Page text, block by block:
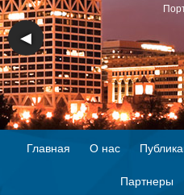
◀
Главная О нас
Партнеры